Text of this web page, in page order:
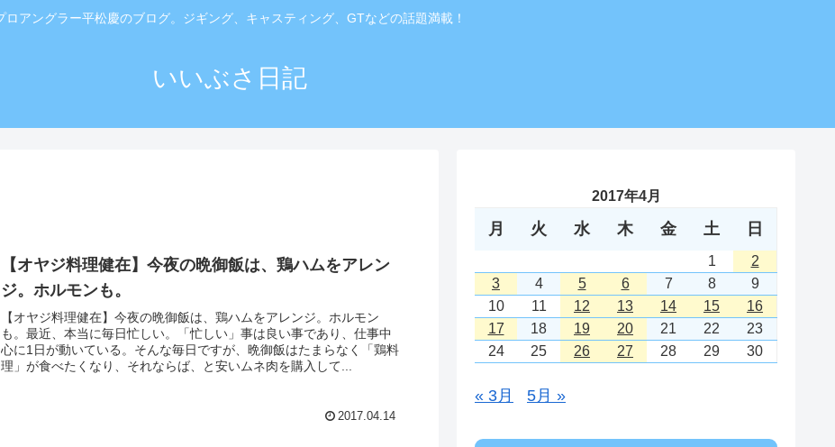
ロアングラー平松慶のブログ。ジギング、キャスティング、GTなどの話題満載！
いいぶさ日記
【オヤジ料理健在】今夜の晩御飯は、鶏ハムをアレン
ジ。ホルモンも。
【オヤジ料理健在】今夜の晩御飯は、鶏ハムをアレンジ。ホルモン
も。最近、本当に毎日忙しい。「忙しい」事は良い事であり、仕事中
心に1日が動いている。そんな毎日ですが、晩御飯はたまらなく「鶏料
理」が食べたくなり、それならば、と安いムネ肉を購入して...
2017.04.14
2017年4月
月 火 水 木 金 土 日
1
2
3
4 5 6 7 8
9
10
11 12 13 14 15
16
17
18 19 20 21 22
23
24
25 26 27 28 29 30
« 3月 5月 »